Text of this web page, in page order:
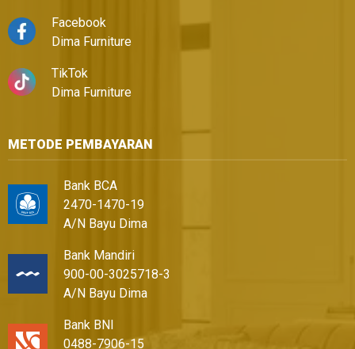
Facebook
Dima Furniture
TikTok
Dima Furniture
METODE PEMBAYARAN
Bank BCA
2470-1470-19
A/N Bayu Dima
Bank Mandiri
900-00-3025718-3
A/N Bayu Dima
Bank BNI
0488-7906-15